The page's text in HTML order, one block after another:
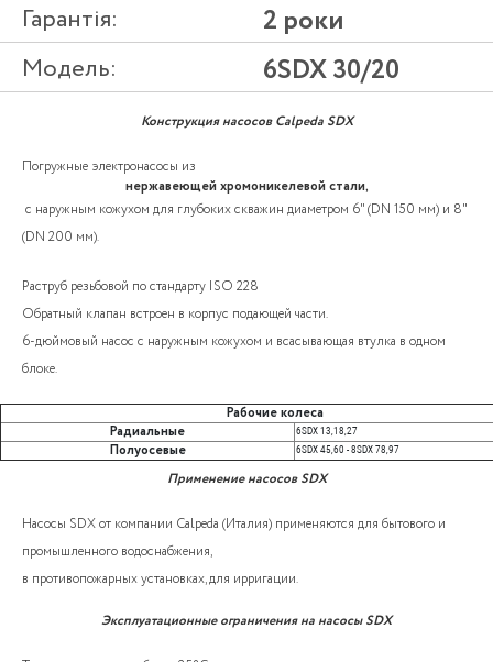
Гарантія: 2 роки
Модель: 6SDX 30/20
Конструкция насосов Calpeda SDX
Погружные электронасосы из
нержавеющей хромоникелевой стали,
с наружным кожухом для глубоких скважин диаметром 6" (DN 150 мм) и 8"
(DN 200 мм).
Раструб резьбовой по стандарту ISO 228
Обратный клапан встроен в корпус подающей части.
6-дюймовый насос с наружным кожухом и всасывающая втулка в одном
блоке.
Рабочие колеса
Радиальные
6SDX 13,18,27
Полуосевые 6SDX 45,60 - 8SDX 78,97
Применение насосов SDX
Насосы SDX от компании Calpeda (Италия) применяются для бытового и
промышленного водоснабжения,
в противопожарных установках, для ирригации.
Эксплуатационные ограничения на насосы SDX